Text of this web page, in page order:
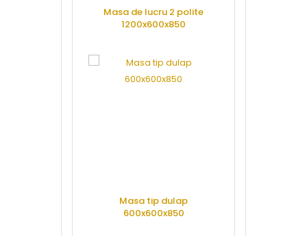
Masa de lucru 2 polite
1200x600x850
Masa tip dulap
600x600x850